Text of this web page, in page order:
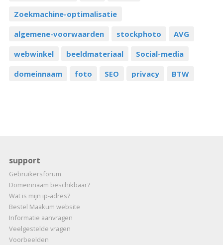
Zoekmachine-optimalisatie
algemene-voorwaarden
stockphoto
AVG
webwinkel
beeldmateriaal
Social-media
domeinnaam
foto SEO privacy BTW
support
Gebruikersforum
Domeinnaam beschikbaar?
Wat is mijn ip-adres?
Bestel Maakum website
Informatie aanvragen
Veelgestelde vragen
Voorbeelden